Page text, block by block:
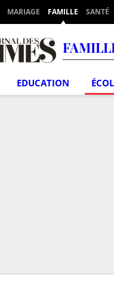
MARIAGE FAMILLE SANTÉ
EDUCATION